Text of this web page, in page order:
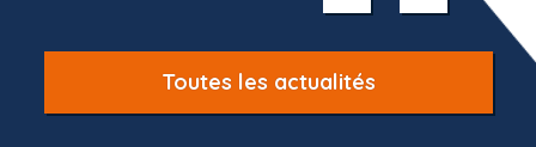
Toutes les actualités